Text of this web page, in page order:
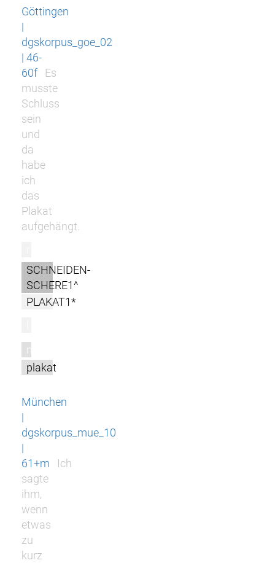
Göttingen
|
dgskorpus_goe_02
| 46-
60f
Es
musste
Schluss
sein
und
da
habe
ich
das
Plakat
aufgehängt.
SCHNEIDEN-
SCHERE1^
PLAKAT1*
m
plakat
München
|
dgskorpus_mue_10
|
61+m
Ich
sagte
ihm,
wenn
etwas
zu
kurz